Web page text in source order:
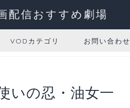
配信おすすめ劇場
VODカテゴリ お問い合わせ
いの忍・油女一